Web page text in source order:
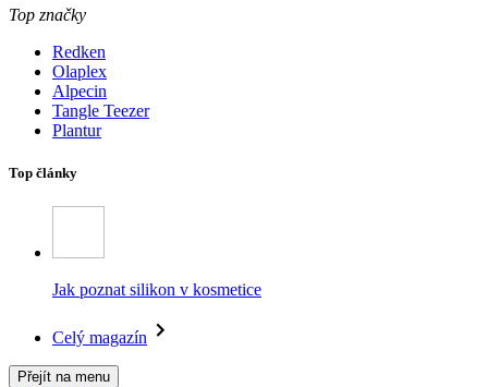
Top značky
Redken
Olaplex
Alpecin
Tangle Teezer
Plantur
Top články
Jak poznat silikon v kosmetice
Celý magazín
Přejít na menu